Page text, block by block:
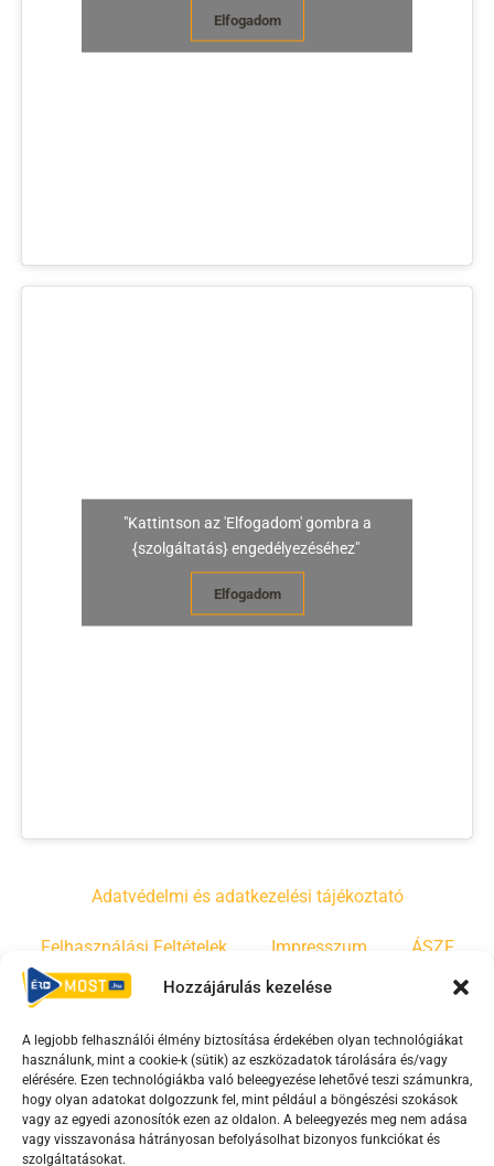
Hozzájárulás kezelése
A legjobb felhasználói élmény biztosítása érdekében olyan technológiákat
használunk, mint a cookie-k (sütik) az eszközadatok tárolására és/vagy
elérésére. Ezen technológiákba való beleegyezése lehetővé teszi számunkra,
hogy olyan adatokat dolgozzunk fel, mint például a böngészési szokások
vagy az egyedi azonosítók ezen az oldalon. A beleegyezés meg nem adása
vagy visszavonása hátrányosan befolyásolhat bizonyos funkciókat és
szolgáltatásokat.
Elfogadom
"Kattintson az 'Elfogadom' gombra a
{szolgáltatás} engedélyezéséhez"
Elfogadom
Adatvédelmi és adatkezelési tájékoztató
Felhasználási Feltételek Impresszum ÁSZF
Irányelvek Moderálási szabályzat
F
a
c
Y
o
u
T
i
k